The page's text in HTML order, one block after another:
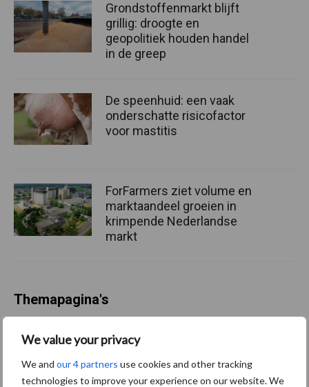
We value your privacy
We and our 4 partners use cookies and other tracking
technologies to improve your experience on our website. We
Grondstoffenmarkt blijft
grillig: droogte en
geopolitiek houden handel
in de greep
De speenhuid: een vaak
onderschatte risicofactor
voor mastitis
ForFarmers ziet volume en
marktaandeel groeien in
krimpende Nederlandse
markt
Themapagina's
Diergezondheid Bemesting